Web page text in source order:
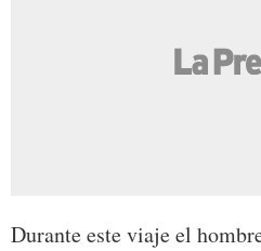
Durante este viaje el